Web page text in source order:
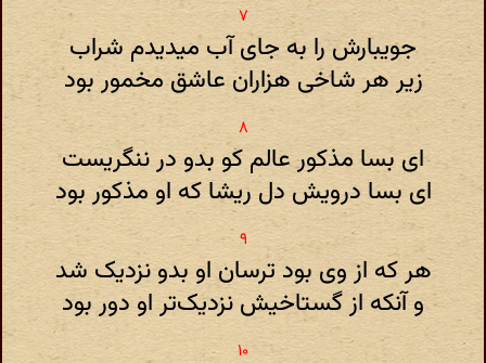
جویبارش را به جای آب میدیدم شراب
زیر هر شاخی هزاران عاشق مخمور بود
ای بسا مذکور عالم کو بدو در ننگریست
ای بسا درویش دل ریشا که او مذکور بود
هر که از وی بود ترسان او بدو نزدیک شد
و آنکه از گستاخیش نزدیک‌تر او دور بود